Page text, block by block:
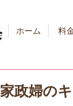
ホーム 料
家政婦の